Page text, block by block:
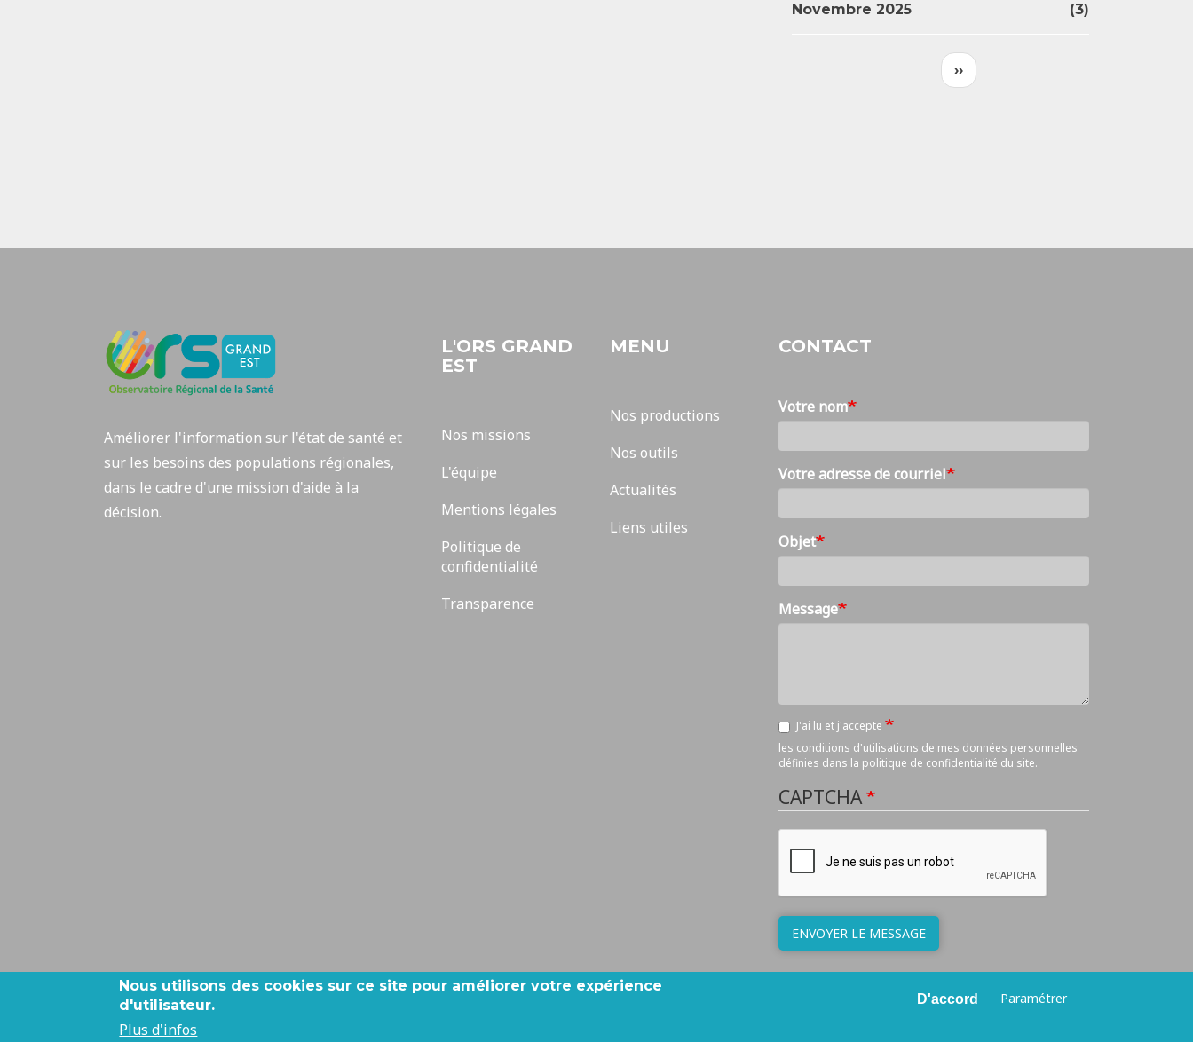
Novembre 2025 (3)
Page
››
Améliorer l'information sur l'état de santé et
sur les besoins des populations régionales,
dans le cadre d'une mission d'aide à la
décision.
L'ORS GRAND
EST
Nos missions
L'équipe
Mentions légales
Politique de
confidentialité
Transparence
MENU
Nos productions
Nos outils
Actualités
Liens utiles
CONTACT
Votre nom
Votre adresse de courriel
Objet
Message
J'ai lu et j'accepte
les conditions d'utilisations de mes données personnelles
définies dans la politique de confidentialité du site.
CAPTCHA
ENVOYER LE MESSAGE
Nous utilisons des cookies sur ce site pour améliorer votre expérience
d'utilisateur.
Plus d'infos
D'accord Paramétrer